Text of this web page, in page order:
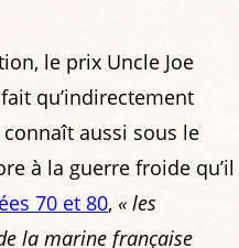
le prix Uncle Joe
qu’indirectement
aussi sous le
à la guerre froide qu’il
70 et 80, « les
la marine française